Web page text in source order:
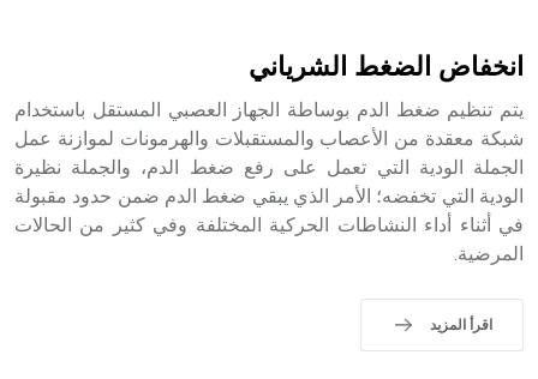
- هل تعلم أن أبجر Abgar اسم معروف جيداً يعود إلى عدد من
الملوك الذين حكموا مدينة إديسا (الرها) من أبجر الأول وحتى
التاسع، وهم ينتسبون إلى أسرة أوسروين
انخفاض الضغط الشرياني
يتم تنظيم ضغط الدم بوساطة الجهاز العصبي المستقل باستخدام
شبكة معقدة من الأعصاب والمستقبلات والهرمونات لموازنة عمل
الجملة الودية التي تعمل على رفع ضغط الدم، والجملة نظيرة
الودية التي تخفضه؛ الأمر الذي يبقي ضغط الدم ضمن حدود مقبولة
في أثناء أداء النشاطات الحركية المختلفة وفي كثير من الحالات
المرضية.
اقرأ المزيد